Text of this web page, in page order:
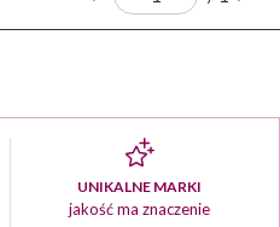
UNIKALNE MARKI
jakość ma znaczenie